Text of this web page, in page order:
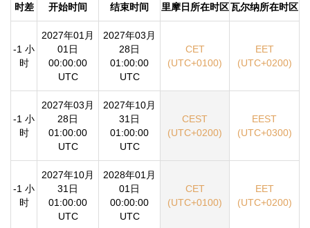
时差 开始时间 结束时间 里摩日所在时区瓦尔纳所在时区
-1 小
时
2027年01月
01日
00:00:00
UTC
2027年03月
28日
01:00:00
UTC
CET
(UTC+0100)
EET
(UTC+0200)
-1 小
时
2027年03月
28日
01:00:00
UTC
2027年10月
31日
01:00:00
UTC
CEST
(UTC+0200)
EEST
(UTC+0300)
-1 小
时
2027年10月
31日
01:00:00
UTC
2028年01月
01日
00:00:00
UTC
CET
(UTC+0100)
EET
(UTC+0200)